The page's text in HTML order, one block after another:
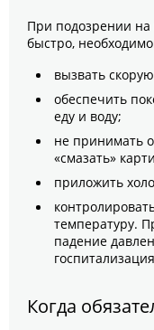
При подозрении на
быстро,
вызвать
обеспечить
еду и воду;
не принимать
«смазать»
приложить
температуру.
падение
Когда